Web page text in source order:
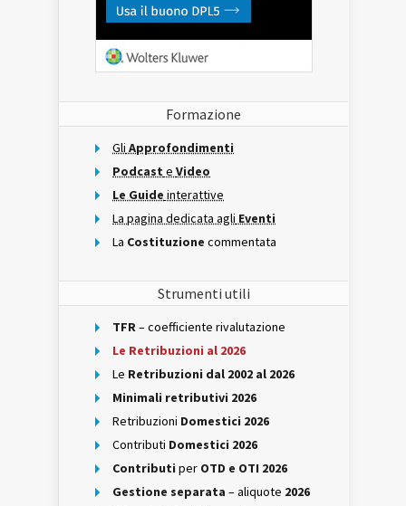
Formazione
Gli Approfondimenti
Podcast e Video
Le Guide interattive
La pagina dedicata agli Eventi
La Costituzione commentata
Strumenti utili
TFR– coefficiente rivalutazione
Le Retribuzioni al 2026
Le Retribuzioni dal 2002 al 2026
Minimali retributivi 2026
Retribuzioni Domestici 2026
Contributi Domestici 2026
Contributi per OTD e OTI 2026
Gestione separata – aliquote 2026